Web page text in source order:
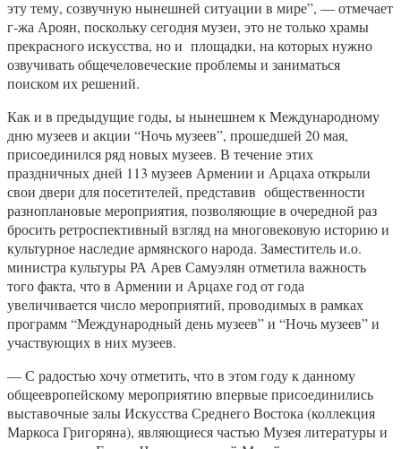
эту тему, созвучную нынешней ситуации в мире”, — отмечает
г-жа Ароян, поскольку сегодня музеи, это не только храмы
прекрасного искусства, но и площадки, на которых нужно
озвучивать общечеловеческие проблемы и заниматься
поиском их решений.
Как и в предыдущие годы, ы нынешнем к Международному
дню музеев и акции “Ночь музеев”, прошедшей 20 мая,
присоединился ряд новых музеев. В течение этих
праздничных дней 113 музеев Армении и Арцаха открыли
свои двери для посетителей, представив общественности
разноплановые мероприятия, позволяющие в очередной раз
бросить ретроспективный взгляд на многовековую историю и
культурное наследие армянского народа. Заместитель и.о.
министра культуры РА Арев Самуэлян отметила важность
того факта, что в Армении и Арцахе год от года
увеличивается число мероприятий, проводимых в рамках
программ “Международный день музеев” и “Ночь музеев” и
участвующих в них музеев.
— С радостью хочу отметить, что в этом году к данному
общеевропейскому мероприятию впервые присоединились
выставочные залы Искусства Среднего Востока (коллекция
Маркоса Григоряна), являющиеся частью Музея литературы и